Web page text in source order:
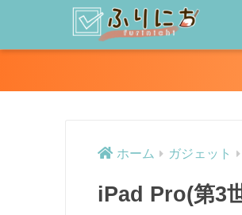
ホーム ガジェット
iPad Pro(第3